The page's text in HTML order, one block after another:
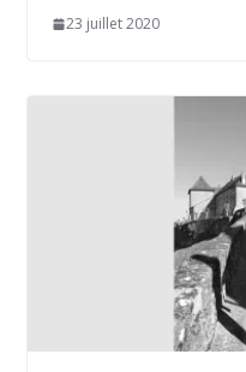
23 juillet 2020